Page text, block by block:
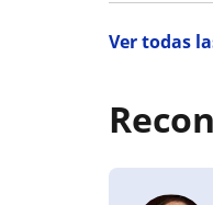
Ver todas